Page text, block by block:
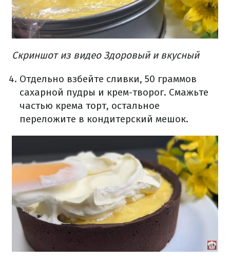
Скриншот из видео Здоровый и вкусный
Отдельно взбейте сливки, 50 граммов
сахарной пудры и крем-творог. Смажьте
частью крема торт, остальное
переложите в кондитерский мешок.